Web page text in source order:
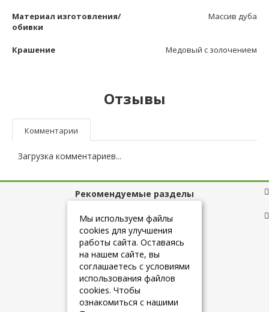
Материал изготовления/
обивки
Массив дуба
Крашение Медовый с золочением
Отзывы
Комментарии
Загрузка комментариев...
Рекомендуемые разделы
Полезные ссылки
+7 (925) 084-10-60
Мы используем файлы
cookies для улучшения
работы сайта. Оставаясь
на нашем сайте, вы
соглашаетесь с условиями
использования файлов
cookies. Чтобы
ознакомиться с нашими